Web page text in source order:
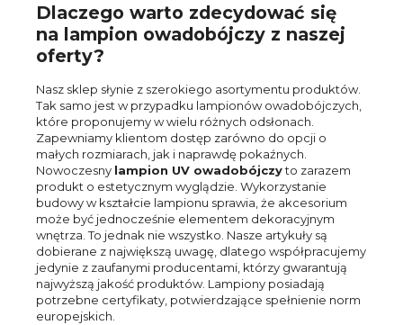
Dlaczego warto zdecydować się
na lampion owadobójczy z naszej
oferty?
Nasz sklep słynie z szerokiego asortymentu produktów.
Tak samo jest w przypadku lampionów owadobójczych,
które proponujemy w wielu różnych odsłonach.
Zapewniamy klientom dostęp zarówno do opcji o
małych rozmiarach, jak i naprawdę pokaźnych.
Nowoczesny lampion UV owadobójczyto zarazem
produkt o estetycznym wyglądzie. Wykorzystanie
budowy w kształcie lampionu sprawia, że akcesorium
może być jednocześnie elementem dekoracyjnym
wnętrza. To jednak nie wszystko. Nasze artykuły są
dobierane z największą uwagę, dlatego współpracujemy
jedynie z zaufanymi producentami, którzy gwarantują
najwyższą jakość produktów. Lampiony posiadają
potrzebne certyfikaty, potwierdzające spełnienie norm
europejskich.